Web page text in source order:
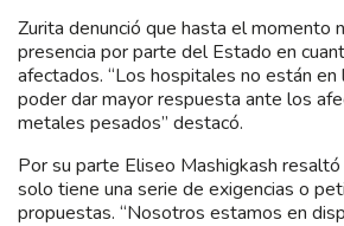
Zurita denunció que hasta el momento
presencia por parte del Estado en
afectados. “Los hospitales no están en
poder dar mayor respuesta ante los
metales pesados” destacó.
Por su parte Eliseo Mashigkash
solo tiene una serie de exigencias o
propuestas. “Nosotros estamos en